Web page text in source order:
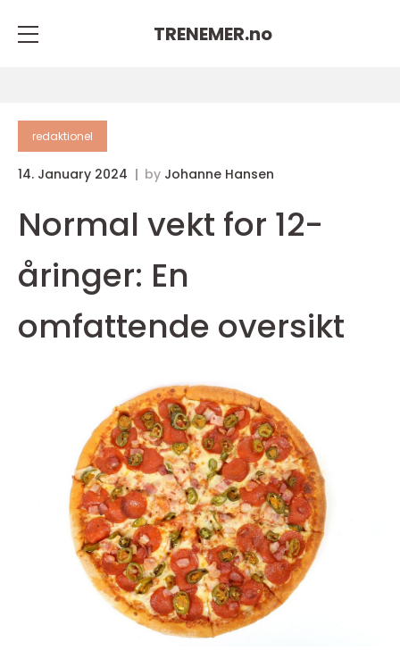
TRENEMER.no
redaktionel
14. January 2024 by Johanne Hansen
Normal vekt for 12-
åringer: En
omfattende oversikt